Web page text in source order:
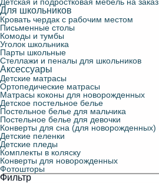
Для школьников
Кровать чердак с рабочим местом
Письменные столы
Комоды и тумбы
Уголок школьника
Парты школьные
Стеллажи и пеналы для школьников
Аксессуары
Детские матрасы
Ортопедические матрасы
Матрасы коконы для новорожденных
Детское постельное белье
Постельное белье для мальчика
Постельное белье для девочки
Конверты для сна (для новорожденных)
Детские пеленки
Детские пледы
Комплекты в коляску
Конверты для новорожденных
Фотошторы
Фильтр